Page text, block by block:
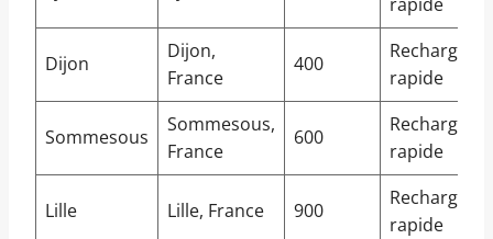
Dijon
Dijon,
France
400
Recharge
rapide
Sommesous
Sommesous,
France
600
Recharge
rapide
Lille Lille, France 900
Recharge
rapide